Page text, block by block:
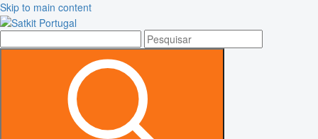
Skip to main content